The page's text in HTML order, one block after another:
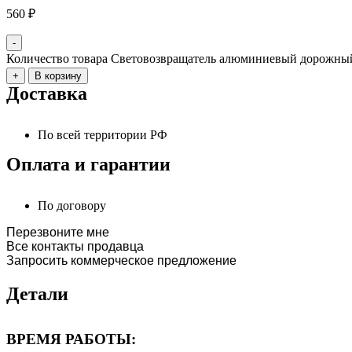
560 ₽
-
Количество товара Световозвращатель алюминиевый
+ В корзину
Доставка
По всей территории РФ
Оплата и гарантии
По договору
Перезвоните мне
Все контакты продавца
Запросить коммерческое предложение
Детали
ВРЕМЯ РАБОТЫ: